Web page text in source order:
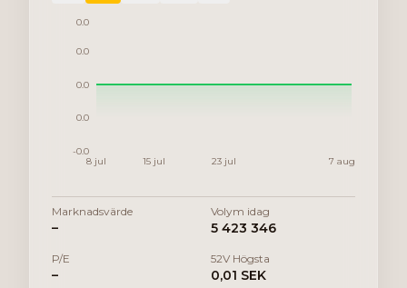
8 jul 15 jul 23 jul 7 aug
-0.0
0.0
0.0
0.0
0.0
Marknadsvärde
–
Volym idag
5 423 346
P/E
–
52V Högsta
0,01 SEK